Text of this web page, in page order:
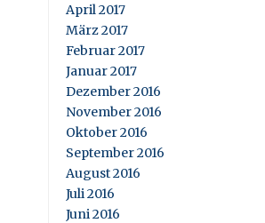
April 2017
März 2017
Februar 2017
Januar 2017
Dezember 2016
November 2016
Oktober 2016
September 2016
August 2016
Juli 2016
Juni 2016